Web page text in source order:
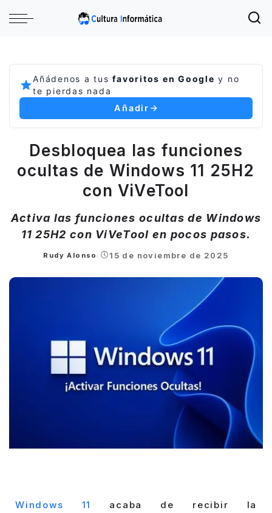
Añádenos a tusfavoritos en Google y no
te pierdas nada
Añadir
Desbloquea las funciones
ocultas de Windows 11 25H2
con ViVeTool
Activa las funciones ocultas de Windows
11 25H2 con ViVeTool en pocos pasos.
Posted
Rudy Alonso 15 de noviembre de 2025
Windows 11
acaba de recibir la